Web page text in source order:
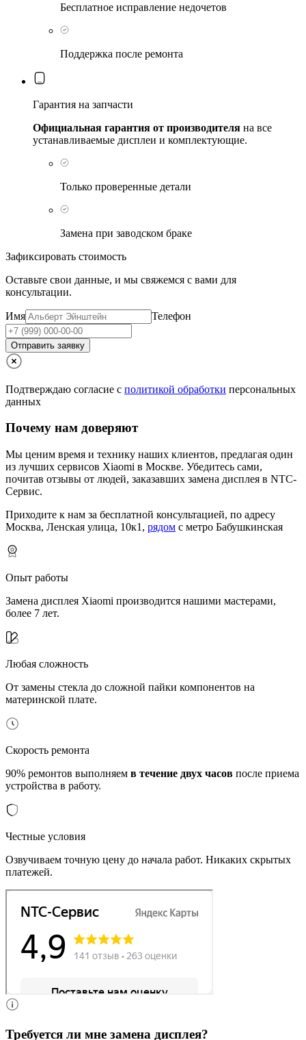
Бесплатное исправление недочетов
Поддержка после ремонта
Гарантия на запчасти
Официальная гарантия от производителя на все
устанавливаемые дисплеи и комплектующие.
Только проверенные детали
Замена при заводском браке
Зафиксировать стоимость
Оставьте свои данные, и мы свяжемся с вами для
консультации.
Имя Телефон
Отправить заявку
Подтверждаю согласие с политикой обработки персональных
данных
Почему нам доверяют
Мы ценим время и технику наших клиентов, предлагая один
из лучших сервисов Xiaomi в Москве. Убедитесь сами,
почитав отзывы от людей, заказавших замена дисплея в NTC-
Сервис.
Приходите к нам за бесплатной консультацией, по адресу
Москва, Ленская улица, 10к1, рядом с метро Бабушкинская
Опыт работы
Замена дисплея Xiaomi производится нашими мастерами,
более 7 лет.
Любая сложность
От замены стекла до сложной пайки компонентов на
материнской плате.
Скорость ремонта
90% ремонтов выполняем в течение двух часов после приема
устройства в работу.
Честные условия
Озвучиваем точную цену до начала работ. Никаких скрытых
платежей.
Требуется ли мне замена дисплея?